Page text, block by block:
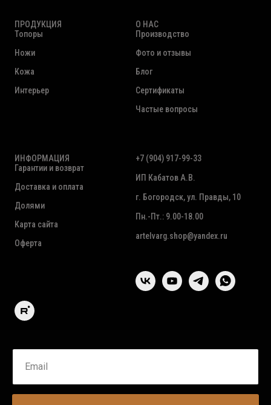
ПРОДУКЦИЯ
Топоры
Ножи
Кожа
Интерьер
О НАС
Производство
Фото и отзывы
Блог
Сертификаты
Частые вопросы
ИНФОРМАЦИЯ
Гарантии и возврат
Доставка и оплата
Долями
Карта сайта
Оферта
+7 (904) 917-99-33
ИП Кабатов А.В.
г. Богородск, ул. Правды, 10
Пн.-Пт.: 9.00-18.00
artelvarg.shop@yandex.ru